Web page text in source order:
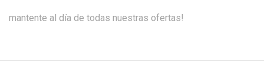
mantente al día de todas nuestras ofertas!